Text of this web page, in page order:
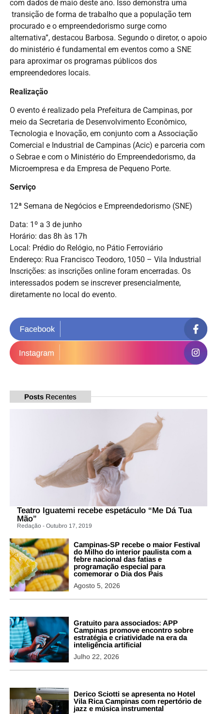
com dados de maio deste ano. Isso demonstra uma
transição de forma de trabalho que a população tem
procurado e o empreendedorismo surge como
alternativa”, destacou Barbosa. Segundo o diretor, o apoio
do ministério é fundamental em eventos como a SNE
para aproximar os programas públicos dos
empreendedores locais.
Realização
O evento é realizado pela Prefeitura de Campinas, por
meio da Secretaria de Desenvolvimento Econômico,
Tecnologia e Inovação, em conjunto com a Associação
Comercial e Industrial de Campinas (Acic) e parceria com
o Sebrae e com o Ministério do Empreendedorismo, da
Microempresa e da Empresa de Pequeno Porte.
Serviço
12ª Semana de Negócios e Empreendedorismo (SNE)
Data: 1º a 3 de junho
Horário: das 8h às 17h
Local: Prédio do Relógio, no Pátio Ferroviário
Endereço: Rua Francisco Teodoro, 1050 – Vila Industrial
Inscrições: as inscrições online foram encerradas. Os
interessados podem se inscrever presencialmente,
diretamente no local do evento.
Posts Recentes
Teatro Iguatemi recebe espetáculo “Me Dá Tua
Mão”
Redação - Outubro 17, 2019
Campinas-SP recebe o maior Festival
do Milho do interior paulista com a
febre nacional das fatias e
programação especial para
comemorar o Dia dos Pais
Agosto 5, 2026
Gratuito para associados: APP
Campinas promove encontro sobre
estratégia e criatividade na era da
inteligência artificial
Julho 22, 2026
Derico Sciotti se apresenta no Hotel
Vila Rica Campinas com repertório de
jazz e música instrumental